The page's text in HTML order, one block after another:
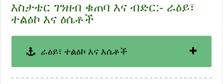
እስታቴር ገንዘብ ቁጠባ እና ብድር:- ራዕይ፣
ተልዕኮ እና ዕሴቶች
ራዕይ፣ ተልዕኮ እና እሴቶች